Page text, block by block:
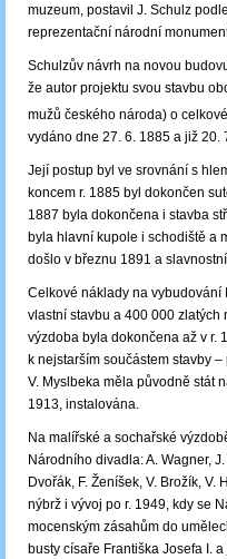
muzeum, postavil J. Schulz
reprezentační národní
Schulzův návrh na novou
že autor projektu svou stavbu
mužů českého národa) o
vydáno dne 27. 6. 1885 a již
Její postup byl ve srovnání s
koncem r. 1885 byl dokončen
1887 byla dokončena i stavba
byla hlavní kupole i schodiště a
došlo v březnu 1891 a
Celkové náklady na
vlastní stavbu a 400 000
výzdoba byla dokončena až v r.
k nejstarším součástem stavby
V. Myslbeka měla původně stát
1913, instalována.
Na malířské a sochařské
Národního divadla: A. Wagner,
Dvořák, F. Ženíšek, V. Brožík,
nýbrž i vývoj po r. 1949, kdy se
mocenským zásahům do
busty císaře Františka Josefa I.